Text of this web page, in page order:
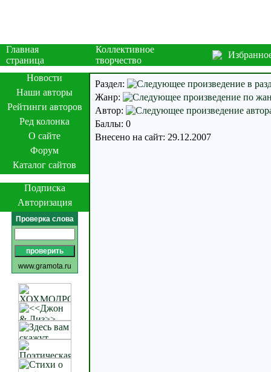
Главная
страница
Коллективное
творчество
Новости
Наши авторы
Рейтинги авторов
Ред колонка
О сайте
Форум
Каталог сайтов
Подписка
Авторизация
Проверка слова
www.gramota.ru
Раздел:
Жанр:
Автор:
Баллы: 0
Внесено на сайт: 29.12.2007